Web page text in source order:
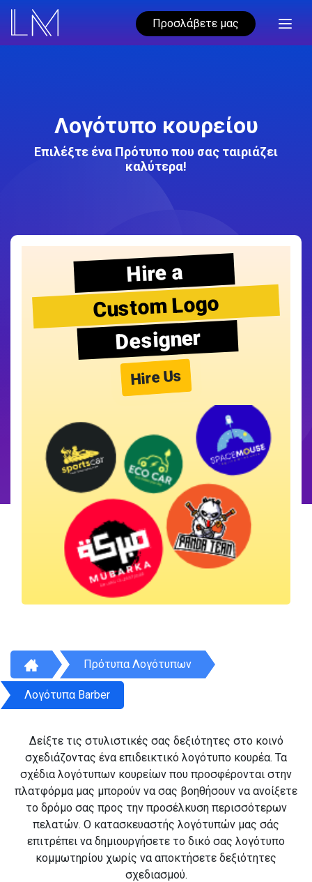
Προσλάβετε μας
Λογότυπο κουρείου
Επιλέξτε ένα Πρότυπο που σας ταιριάζει
καλύτερα!
Hire a
Custom Logo
Designer
Hire Us
Πρότυπα Λογότυπων
Λογότυπα Barber
Δείξτε τις στυλιστικές σας δεξιότητες στο κοινό
σχεδιάζοντας ένα επιδεικτικό λογότυπο κουρέα. Τα
σχέδια λογότυπων κουρείων που προσφέρονται στην
πλατφόρμα μας μπορούν να σας βοηθήσουν να ανοίξετε
το δρόμο σας προς την προσέλκυση περισσότερων
πελατών. Ο κατασκευαστής λογότυπών μας σάς
επιτρέπει να δημιουργήσετε το δικό σας λογότυπο
κομμωτηρίου χωρίς να αποκτήσετε δεξιότητες
σχεδιασμού.